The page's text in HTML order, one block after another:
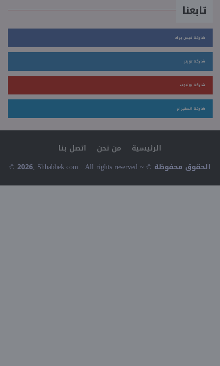
تابعنا
شاركنا فيس بوك
شاركنا تويتر
شاركنا يوتيوب
شاركنا انستجرام
الرئيسية من نحن
اتصل بنا
© 2026, Shbabbek.com . All rights reserved ~ © الحقوق محفوظة